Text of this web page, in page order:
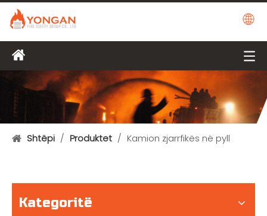
Shtëpi / Produktet / Kamion zjarrfikës në pyll
Kategoritë